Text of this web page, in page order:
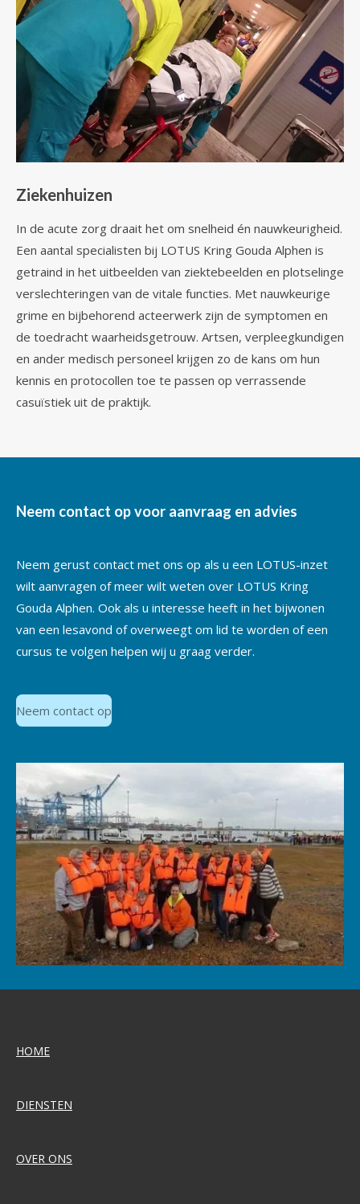
Ziekenhuizen
In de acute zorg draait het om snelheid én nauwkeurigheid.
Een aantal specialisten bij LOTUS Kring Gouda Alphen is
getraind in het uitbeelden van ziektebeelden en plotselinge
verslechteringen van de vitale functies. Met nauwkeurige
grime en bijbehorend acteerwerk zijn de symptomen en
de toedracht waarheidsgetrouw. Artsen, verpleegkundigen
en ander medisch personeel krijgen zo de kans om hun
kennis en protocollen toe te passen op verrassende
casuïstiek uit de praktijk.
Neem contact op voor aanvraag en advies
Neem gerust contact met ons op als u een LOTUS-inzet
wilt aanvragen of meer wilt weten over LOTUS Kring
Gouda Alphen. Ook als u interesse heeft in het bijwonen
van een lesavond of overweegt om lid te worden of een
cursus te volgen helpen wij u graag verder.
Neem contact op
HOME
DIENSTEN
OVER ONS